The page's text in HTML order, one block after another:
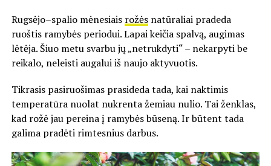
Rugsėjo–spalio mėnesiais rožėsnatūraliai pradeda
ruoštis ramybės periodui. Lapai keičia spalvą, augimas
lėtėja. Šiuo metu svarbu jų „netrukdyti“ – nekarpyti be
reikalo, neleisti augalui iš naujo aktyvuotis.
Tikrasis pasiruošimas prasideda tada, kai naktimis
temperatūra nuolat nukrenta žemiau nulio. Tai ženklas,
kad rožė jau pereina į ramybės būseną. Ir būtent tada
galima pradėti rimtesnius darbus.